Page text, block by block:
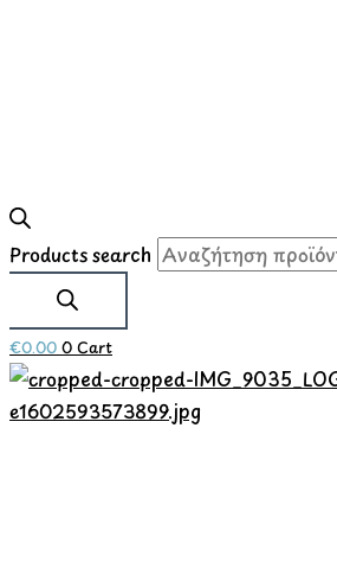
Products search
€0.00 0 Cart